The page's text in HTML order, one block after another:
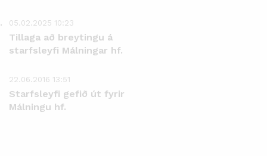
05.02.2025 10:23
Tillaga að breytingu á
starfsleyfi Málningar hf.
22.06.2016 13:51
Starfsleyfi gefið út fyrir
Málningu hf.